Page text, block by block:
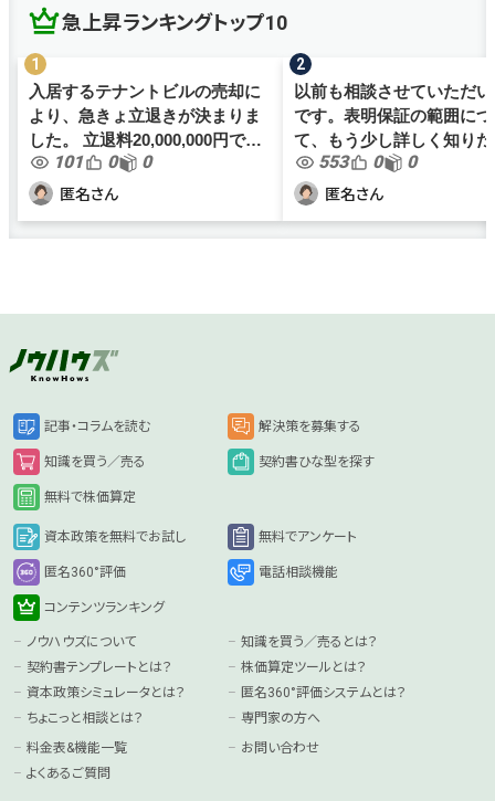
急上昇ランキングトップ10
入居するテナントビルの売却に
より、急きょ立退きが決まりま
した。 立退料20,000,000円で間
も無く契約となりますが、当社
の規模においては大金の為、正
101 0 0
匿名さん
以前も相談させていただ
です。表明保証の範囲に
て、もう少し詳しく知り
再度投稿します。 名古屋市内で
イタリアンレストラン2店
9,500万くらい、従業員は
553 0 0
匿名さん
記事・コラムを読む 解決策を募集する
知識を買う／売る 契約書ひな型を探す
無料で株価算定
資本政策を無料でお試し 無料でアンケート
匿名360°評価 電話相談機能
コンテンツランキング
ノウハウズについて
知識を買う／売るとは？
契約書テンプレートとは？
株価算定ツールとは？
資本政策シミュレータとは？
匿名360°評価システムとは？
ちょこっと相談とは？
専門家の方へ
料金表&機能一覧
お問い合わせ
よくあるご質問